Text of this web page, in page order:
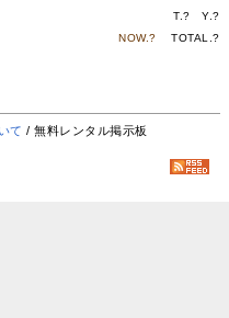
T.? Y.?
NOW.? TOTAL.?
て / 無料レンタル掲示板